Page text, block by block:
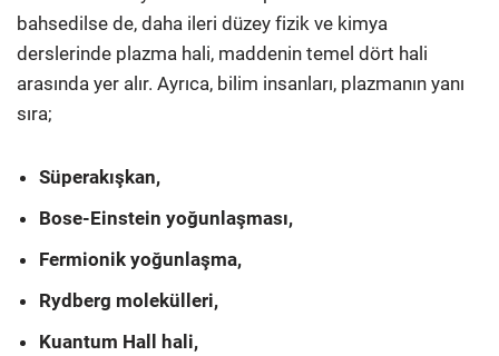
bahsedilse de, daha ileri düzey fizik ve kimya
derslerinde plazma hali, maddenin temel dört hali
arasında yer alır. Ayrıca, bilim insanları, plazmanın yanı
sıra;
Süperakışkan,
Bose-Einstein yoğunlaşması,
Fermionik yoğunlaşma,
Rydberg molekülleri,
Kuantum Hall hali,